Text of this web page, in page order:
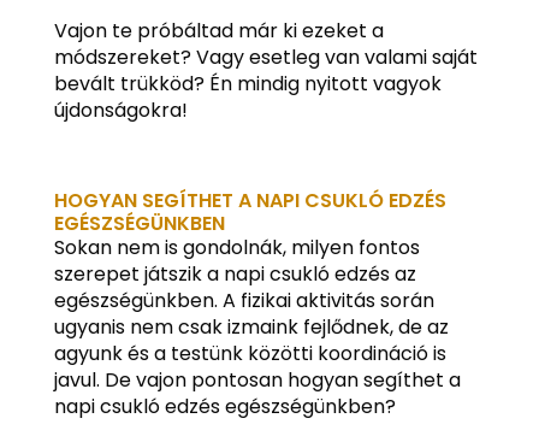
Vajon te próbáltad már ki ezeket a
módszereket? Vagy esetleg van valami saját
bevált trükköd? Én mindig nyitott vagyok
újdonságokra!
HOGYAN SEGÍTHET A NAPI CSUKLÓ EDZÉS
EGÉSZSÉGÜNKBEN
Sokan nem is gondolnák, milyen fontos
szerepet játszik a napi csukló edzés az
egészségünkben. A fizikai aktivitás során
ugyanis nem csak izmaink fejlődnek, de az
agyunk és a testünk közötti koordináció is
javul. De vajon pontosan hogyan segíthet a
napi csukló edzés egészségünkben?